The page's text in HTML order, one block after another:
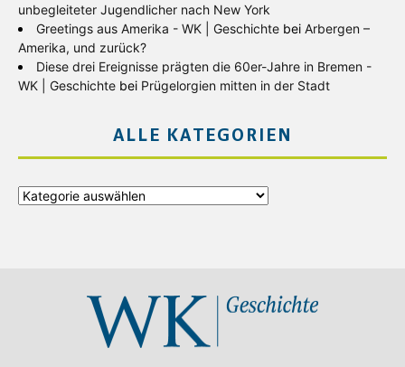
unbegleiteter Jugendlicher nach New York
Greetings aus Amerika - WK | Geschichte bei Arbergen –
Amerika, und zurück?
Diese drei Ereignisse prägten die 60er-Jahre in Bremen -
WK | Geschichte bei Prügelorgien mitten in der Stadt
ALLE KATEGORIEN
Alle